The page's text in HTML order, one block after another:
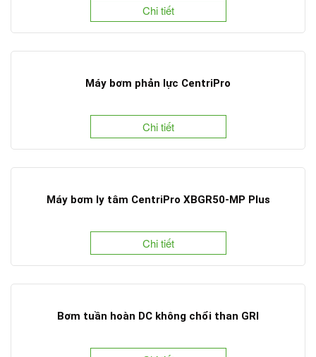
Chi tiết
Máy bơm phản lực CentriPro
Chi tiết
Máy bơm ly tâm CentriPro XBGR50-MP Plus
Chi tiết
Bơm tuần hoàn DC không chổi than GRI